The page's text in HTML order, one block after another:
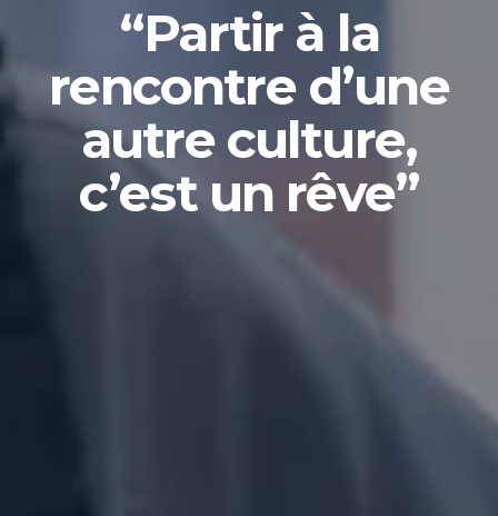
“Partir à la
rencontre d’une
autre culture,
c’est un rêve”